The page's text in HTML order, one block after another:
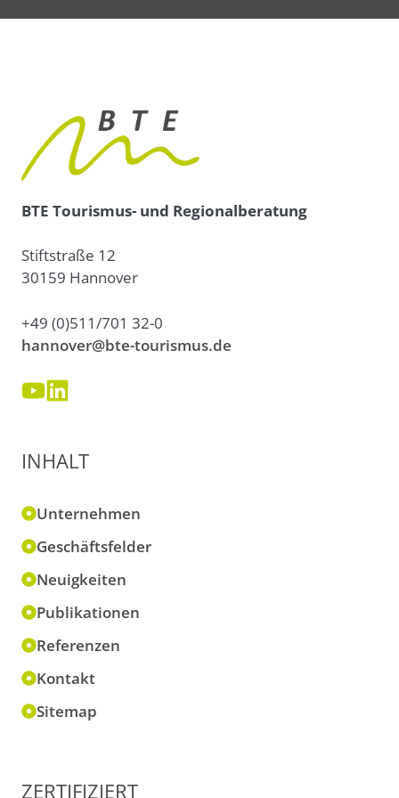
BTE Tourismus- und Regionalberatung
Stiftstraße 12
30159 Hannover
+49 (0)511/701 32-0
hannover@bte-tourismus.de
INHALT
Unternehmen
Geschäftsfelder
Neuigkeiten
Publikationen
Referenzen
Kontakt
Sitemap
ZERTIFIZIERT